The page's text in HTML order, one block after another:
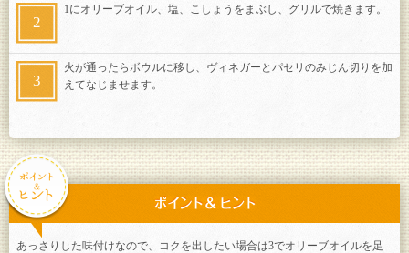
1にオリーブオイル、塩、こしょうをまぶし、グリルで焼きます。
火が通ったらボウルに移し、ヴィネガーとパセリのみじん切りを加
えてなじませます。
あっさりした味付けなので、コクを出したい場合は3でオリーブオイルを足